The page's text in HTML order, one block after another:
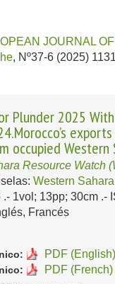
JOURNAL
, Nº37-6 (2025)
Plunder 2025
occupied Western
Resource Watch
Western
.- 1vol; 13pp; 30cm .-
Francés
PDF (English)
PDF (French)